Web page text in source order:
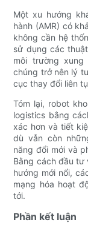
Một xu hướng
hành (AMR) có
không cần hệ
sử dụng các
môi trường
chúng trở nên lý
cục thay đổi liên
Tóm lại, robot
logistics bằng
xác hơn và tiết
dù vẫn còn
năng đổi mới và
Bằng cách đầu tư
hướng mới nổi,
mạng hóa hoạt
tới.
Phần kết luận